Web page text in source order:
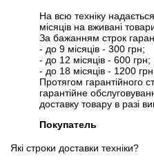
На всю техніку
місяців на вживані
За бажанням строк
- до 9 місяців - 300 грн;
- до 12 місяців - 600 грн;
- до 18 місяців - 1200 грн.
Протягом гарантійного
гарантійне
доставку товару в разі
Покупатель
Які строки доставки техніки?